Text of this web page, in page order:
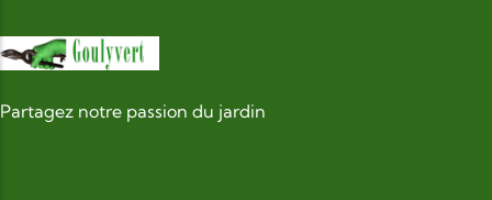
Partagez notre passion du jardin